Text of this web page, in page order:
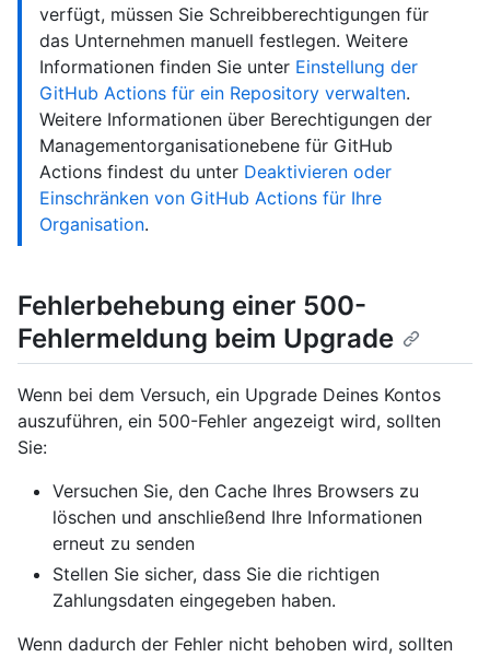
verfügt, müssen Sie Schreibberechtigungen für
das Unternehmen manuell festlegen. Weitere
Informationen finden Sie unter Einstellung der
GitHub Actions für ein Repository verwalten.
Weitere Informationen über Berechtigungen der
Managementorganisationebene für GitHub
Actions findest du unter Deaktivieren oder
Einschränken von GitHub Actions für Ihre
Organisation.
Fehlerbehebung einer 500-
Fehlermeldung beim Upgrade
Wenn bei dem Versuch, ein Upgrade Deines Kontos
auszuführen, ein 500-Fehler angezeigt wird, sollten
Sie:
Versuchen Sie, den Cache Ihres Browsers zu
löschen und anschließend Ihre Informationen
erneut zu senden
Stellen Sie sicher, dass Sie die richtigen
Zahlungsdaten eingegeben haben.
Wenn dadurch der Fehler nicht behoben wird, sollten